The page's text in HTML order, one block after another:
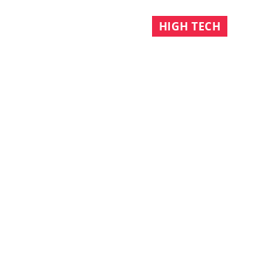
HIGH TECH